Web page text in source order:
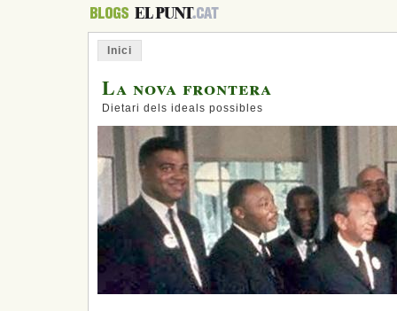
Inici
La nova frontera
Dietari dels ideals possibles